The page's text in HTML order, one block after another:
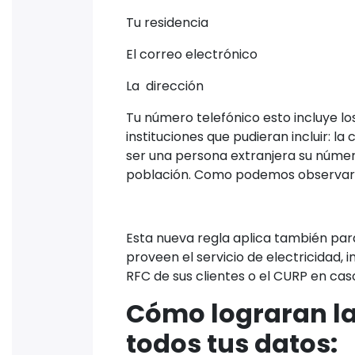
Tu residencia
El correo electrónico
La dirección
Tu número telefónico esto incluye
instituciones que pudieran incluir:
ser una persona extranjera su
población. Como podemos
Esta nueva regla aplica también
proveen el servicio de electricidad,
RFC de sus clientes o el CURP en
Cómo lograran
todos tus datos: